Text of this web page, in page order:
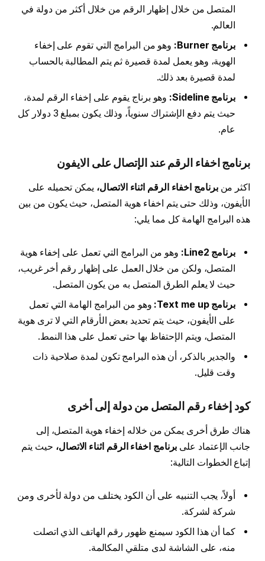
المتصل من خلال إظهار الرقم من خلال أكثر من دولة في
العالم.
برنامج Burner
: وهو من البرامج التي تقوم على إخفاء
الهوية، وهو يعمل لمدة قصيرة ثم يتم المطالبة بالحساب
لمدة قصيرة بعد ذلك.
برنامجSideline
: وهو برناج يقوم على إخفاء الرقم لمدة،
حيث يتم دفع الإشتراك سنوياً، وذلك يكون بمبلغ 3 دولار كل
عام.
برنامج اخفاء الرقم عند الإتصال على الايفون
اكثر منبرنامج اخفاء الرقم اثناء الاتصال، يمكن تحميله على
الأيفون، وذلك حتى يتم اخفاء هوية المتصل، حيث يكون من بين
هذه البرامج الهامة كل مما يلي:
برنامج Line2
: وهو من البرامج التي تعمل على إخفاء هوية
المتصل، ولكن من خلال العمل على إظهار رقم أخر غريب،
حيث لا يعلم الطرق المتصل به من يكون المتصل.
برنامجText me up
: وهو من البرامج الهامة التي تعمل
على الأيفون، حيث يتم تحديد بعض الأرقام التي لا ترى هوية
المتصل، ويتم الإحتفاظ بها حتى تعمل على هذا النمط.
والجدير بالذكر، أن هذه البرامج تكون لمدة صلاحية ذات
وقت قليل.
كود إخفاء رقم المتصل من دولة إلى أخرى
هناك طرق أخرى يمكن من خلاله إخفاء هوية المتصل، إلى
جانب الإعتماد على برنامج اخفاء الرقم اثناء الاتصال، حيث يتم
إتباع الخطوات التالية:
أولاً، يجب التنبيه على أن الكود يختلف من دولة لأخرى ومن
شركة لشركة.
كما أن هذا الكود سيمنع ظهور رقم الهاتف الذي اتصلت
منه، على الشاشة لدى متلقي المكالمة.